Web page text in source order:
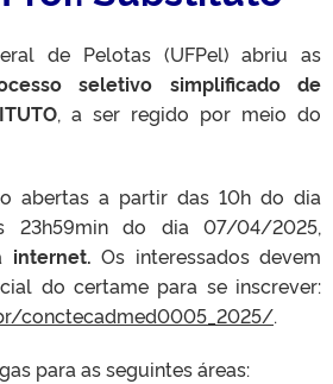
de Pelotas (UFPel) abriu as
seletivo simplificado de
, a ser regido por meio do
abertas a partir das 10h do dia
23h59min do dia 07/04/2025,
internet.Os interessados devem
do certame para se inscrever:
conctecadmed0005_2025/.
para as seguintes áreas: